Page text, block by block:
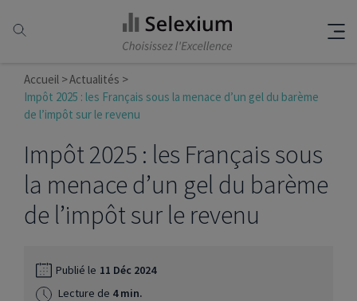
Accueil
Actualités
Impôt 2025 : les Français sous la menace d’un gel du barème
de l’impôt sur le revenu
Impôt 2025 : les Français sous
la menace d’un gel du barème
de l’impôt sur le revenu
Publié le 11 Déc 2024
Lecture de 4 min.